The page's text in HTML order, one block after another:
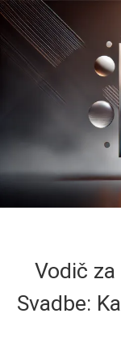
Vodič
Svadbe: